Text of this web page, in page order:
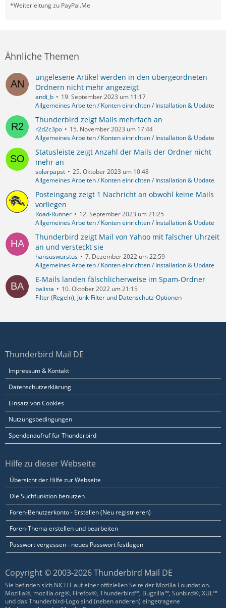
*Weiterleitung zu PayPal.Me
Ähnliche Themen
ungelesene Artikel werden in den übergeordneten
Ordnern nicht mehr angezeigt
andi_b
19. September 2023 um 11:17
Allgemeines Arbeiten / Konten einrichten / Installation & Update
Thunderbird zeigt Mails mehrfach an
r2d2c3po
15. November 2023 um 17:44
Allgemeines Arbeiten / Konten einrichten / Installation & Update
Statusleiste zeigt Anzahl der Mails der Ordner nicht
mehr an
solarpapst
25. Oktober 2023 um 10:48
Allgemeines Arbeiten / Konten einrichten / Installation & Update
Posteingang zeigt 1 Nachricht an obwohl keine Mails
vorliegen
Road-Runner
12. September 2023 um 21:25
Allgemeines Arbeiten / Konten einrichten / Installation & Update
Thunderbird zeigt Mail von Yahoo mit falscher Uhrzeit
an und versteckt sie
hansuswurstus
7. Dezember 2022 um 22:59
Allgemeines Arbeiten / Konten einrichten / Installation & Update
E-Mails landen fälschlicherweise im Spam-Ordner
balista
10. Oktober 2022 um 21:15
Filter (Regeln), Junk-Filter und Datenschutz-Optionen
Thunderbird Mail DE
Impressum & Kontakt
Datenschutzerklärung
Einsatz von Cookies
Nutzungsbedingungen
Spendenaufruf für Thunderbird
Hilfe zu dieser Webseite
Übersicht der Hilfe zur Webseite
Die Suchfunktion benutzen
Foren-Benutzerkonto - Erstellen (Neu registrieren)
Foren-Thema erstellen und bearbeiten
Passwort vergessen - neues Passwort festlegen
Copyright © 2003-2026 Thunderbird Mail DE
Sie befinden sich NICHT auf einer offiziellen Seite der Mozilla Foundation.
Mozilla®, mozilla.org®, Firefox®, Thunderbird™, Bugzilla™, Sunbird®, XUL™
und das Thunderbird-Logo sind (neben anderen) eingetragene